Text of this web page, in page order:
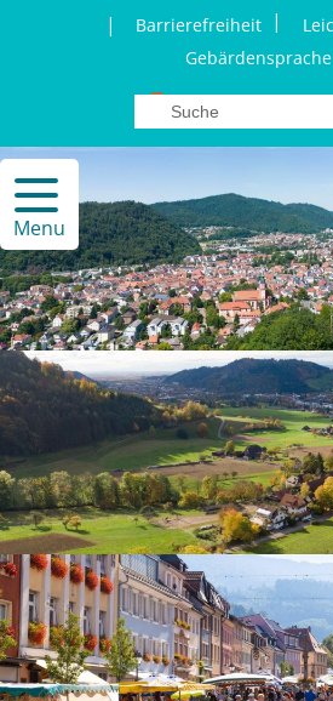
| Barrierefreiheit |
Gebärdensprache
Menu